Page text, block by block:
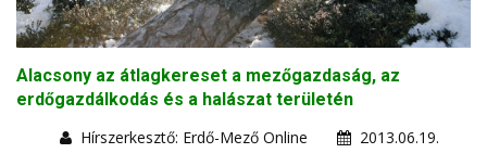
Alacsony az átlagkereset a mezőgazdaság, az
erdőgazdálkodás és a halászat területén
Hírszerkesztő: Erdő-Mező Online
2013.06.19.